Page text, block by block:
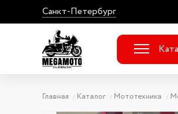
Санкт-Петербург
Главная Каталог Мототехника